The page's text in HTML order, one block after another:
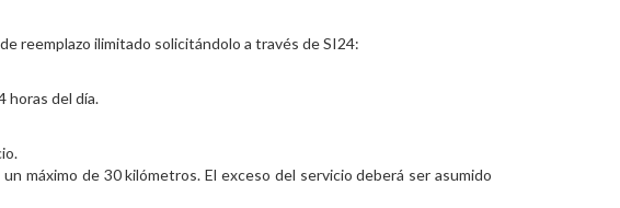
reemplazo ilimitado solicitándolo a través de SI24:
horas del día.
máximo de 30 kilómetros. El exceso del servicio deberá ser asumido